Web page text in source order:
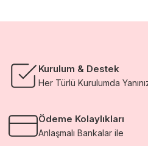
Kurulum & Destek
Her Türlü Kurulumda
Ödeme Kolaylıkları
Anlaşmalı Bankalar ile